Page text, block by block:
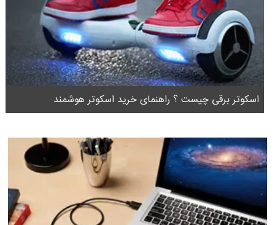
اسکوتر برقی چیست ؟ راهنمای خرید اسکوتر هوشمند